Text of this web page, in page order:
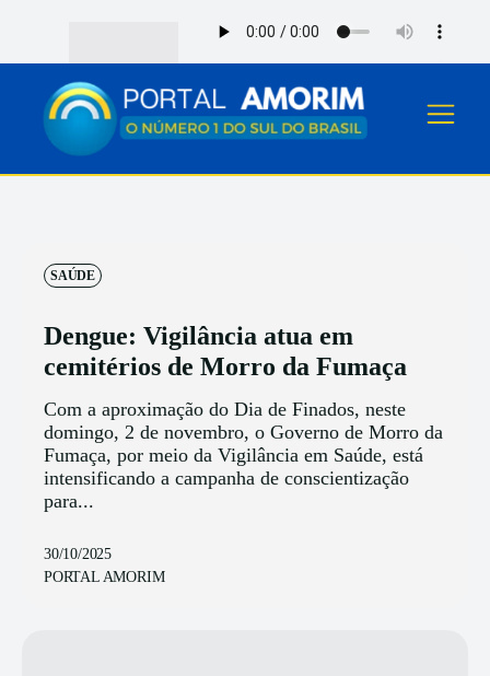
SAÚDE
Dengue: Vigilância atua em
cemitérios de Morro da Fumaça
Com a aproximação do Dia de Finados, neste
domingo, 2 de novembro, o Governo de Morro da
Fumaça, por meio da Vigilância em Saúde, está
intensificando a campanha de conscientização
para...
30/10/2025
PORTAL AMORIM